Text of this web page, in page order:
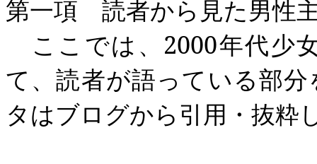
第一項 読者から見た男性
ここでは、 2000年代少
て、読者が語っている部
タはブログから引用・抜粋